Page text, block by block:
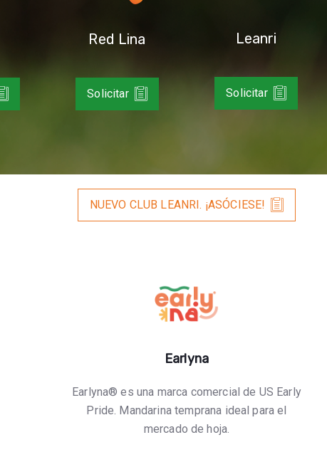
Red Lina
Solicitar
Leanri
Solicitar
NUEVO CLUB LEANRI. ¡ASÓCIESE!
Earlyna
Earlyna® es una marca comercial de US Early
Pride. Mandarina temprana ideal para el
mercado de hoja.